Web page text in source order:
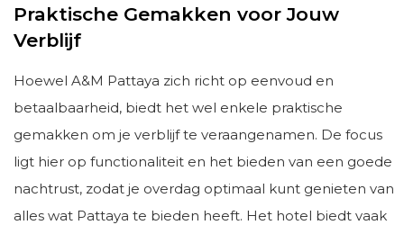
Praktische Gemakken voor Jouw
Verblijf
Hoewel A&M Pattaya zich richt op eenvoud en
betaalbaarheid, biedt het wel enkele praktische
gemakken om je verblijf te veraangenamen. De focus
ligt hier op functionaliteit en het bieden van een goede
nachtrust, zodat je overdag optimaal kunt genieten van
alles wat Pattaya te bieden heeft. Het hotel biedt vaak